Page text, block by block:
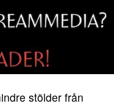
stölder från